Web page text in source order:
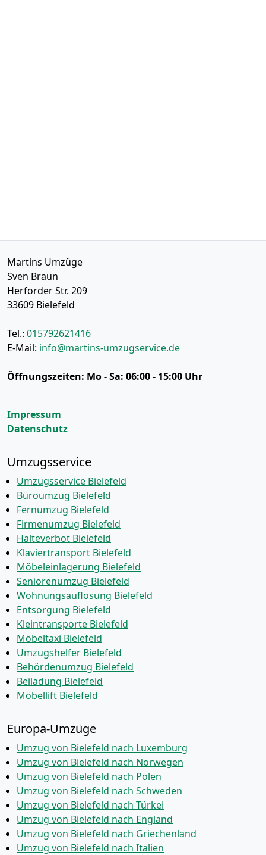
Martins Umzüge
Sven Braun
Herforder Str. 209
33609 Bielefeld
Tel.: 015792621416
E-Mail: info@martins-umzugservice.de
Öffnungszeiten: Mo - Sa: 06:00 - 15:00 Uhr
Impressum
Datenschutz
Umzugsservice
Umzugsservice Bielefeld
Büroumzug Bielefeld
Fernumzug Bielefeld
Firmenumzug Bielefeld
Halteverbot Bielefeld
Klaviertransport Bielefeld
Möbeleinlagerung Bielefeld
Seniorenumzug Bielefeld
Wohnungsauflösung Bielefeld
Entsorgung Bielefeld
Kleintransporte Bielefeld
Möbeltaxi Bielefeld
Umzugshelfer Bielefeld
Behördenumzug Bielefeld
Beiladung Bielefeld
Möbellift Bielefeld
Europa-Umzüge
Umzug von Bielefeld nach Luxemburg
Umzug von Bielefeld nach Norwegen
Umzug von Bielefeld nach Polen
Umzug von Bielefeld nach Schweden
Umzug von Bielefeld nach Türkei
Umzug von Bielefeld nach England
Umzug von Bielefeld nach Griechenland
Umzug von Bielefeld nach Italien